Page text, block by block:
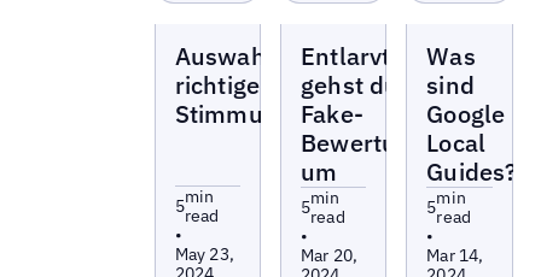
Auswahl des
richtigen Tools zur
Stimmungsanalyse
5min
read
•
May 23,
Entlarvt: So
gehst du mit
Fake-
Bewertungen
um
5min
read
•
Mar 20,
Was
sind
Google
Local
Guides?
5min
read
•
Mar 14,